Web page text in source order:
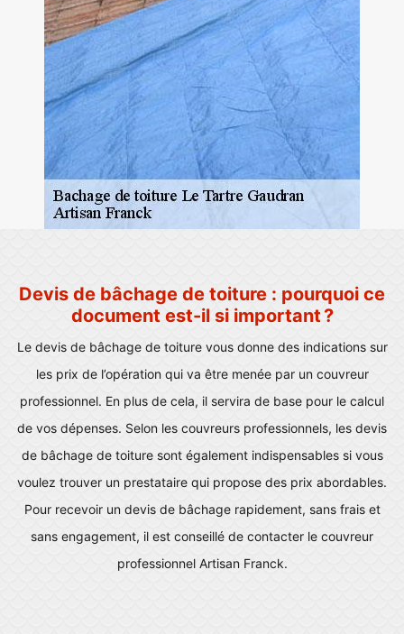
Devis de bâchage de toiture : pourquoi ce
document est-il si important ?
Le devis de bâchage de toiture vous donne des indications sur
les prix de l’opération qui va être menée par un couvreur
professionnel. En plus de cela, il servira de base pour le calcul
de vos dépenses. Selon les couvreurs professionnels, les devis
de bâchage de toiture sont également indispensables si vous
voulez trouver un prestataire qui propose des prix abordables.
Pour recevoir un devis de bâchage rapidement, sans frais et
sans engagement, il est conseillé de contacter le couvreur
professionnel Artisan Franck.